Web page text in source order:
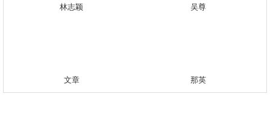
林志颖 吴尊
文章 那英